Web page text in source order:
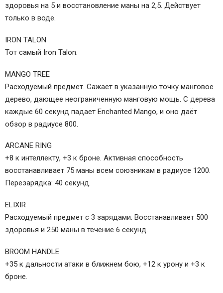
здоровья на 5 и восстановление маны на 2,5. Действует
только в воде.
IRON TALON
Тот самый Iron Talon.
MANGO TREE
Расходуемый предмет. Сажает в указанную точку манговое
дерево, дающее неограниченную манговую мощь. С дерева
каждые 60 секунд падает Enchanted Mango, и оно даёт
обзор в радиусе 800.
ARCANE RING
+8 к интеллекту, +3 к броне. Активная способность
восстанавливает 75 маны всем союзникам в радиусе 1200.
Перезарядка: 40 секунд.
ELIXIR
Расходуемый предмет с 3 зарядами. Восстанавливает 500
здоровья и 250 маны в течение 6 секунд.
BROOM HANDLE
+35 к дальности атаки в ближнем бою, +12 к урону и +3 к
броне.